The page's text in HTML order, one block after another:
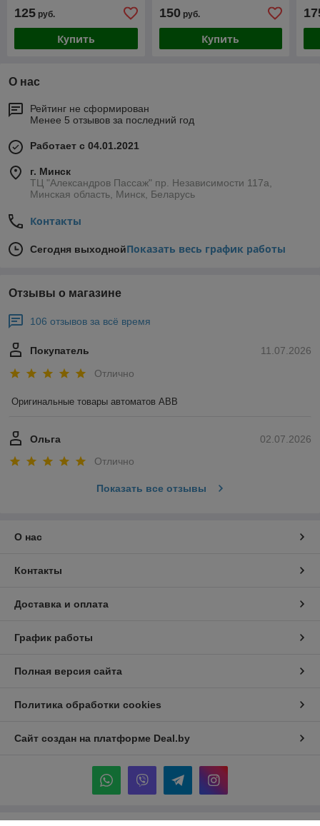
125 руб.
Купить
150руб.
Купить
О нас
Рейтинг не сформирован
Менее 5 отзывов за последний год
Работает с 04.01.2021
г. Минск
ТЦ "Александров Пассаж" пр. Независимости 117а,
Минская область, Минск, Беларусь
Контакты
Сегодня выходнойПоказать весь график работы
Отзывы о магазине
106 отзывов за всё время
11.07.2026
Покупатель
Отлично
Оригинальные товары автоматов ABB
02.07.2026
Ольга
Отлично
Показать все отзывы
О нас
Контакты
Доставка и оплата
График работы
Полная версия сайта
Политика обработки cookies
Сайт создан на платформе Deal.by